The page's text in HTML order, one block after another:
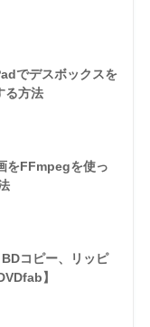
でデスボックスを
る方法
をFFmpegを使っ
コピー、リッピ
】